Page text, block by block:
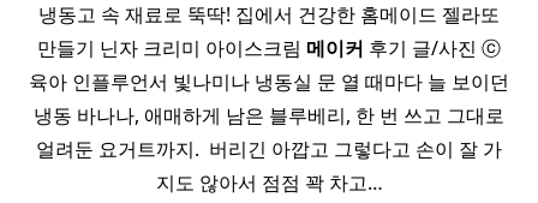
냉동고 속 재료로 뚝딱! 집에서 건강한 홈메이드 젤라또
만들기 닌자 크리미 아이스크림 메이커 후기 글/사진 ⓒ
육아 인플루언서 빛나미나 냉동실 문 열 때마다 늘 보이던
냉동 바나나, 애매하게 남은 블루베리, 한 번 쓰고 그대로
얼려둔 요거트까지. ​ 버리긴 아깝고 그렇다고 손이 잘 가
지도 않아서 점점 꽉 차고…